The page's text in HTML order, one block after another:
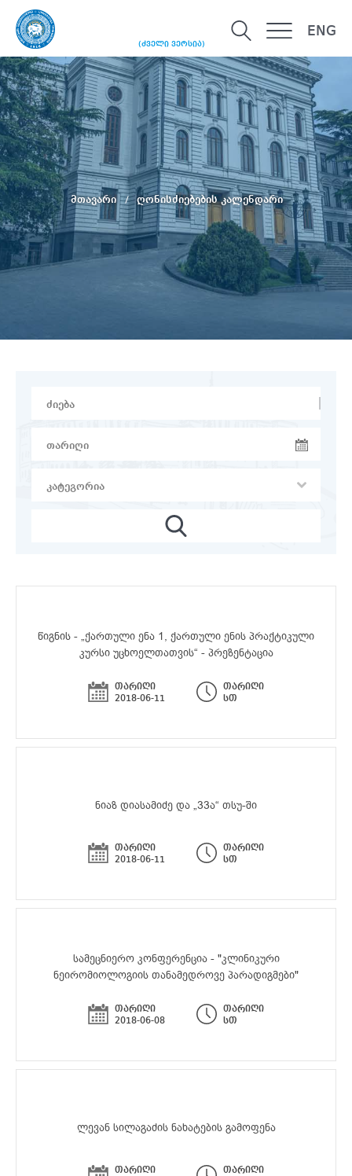
(ძველი ვერსია)
ENG
მთავარი ღონისძიებების კალენდარი
წიგნის - „ქართული ენა 1, ქართული ენის პრაქტიკული
კურსი უცხოელთათვის“ - პრეზენტაცია
თარიღი
2018-06-11
თარიღი
სთ
ნიაზ დიასამიძე და „33ა“ თსუ-ში
თარიღი
2018-06-11
თარიღი
სთ
სამეცნიერო კონფერენცია - "კლინიკური
ნეირომიოლოგიის თანამედროვე პარადიგმები"
თარიღი
2018-06-08
თარიღი
სთ
ლევან სილაგაძის ნახატების გამოფენა
თარიღი
თარიღი